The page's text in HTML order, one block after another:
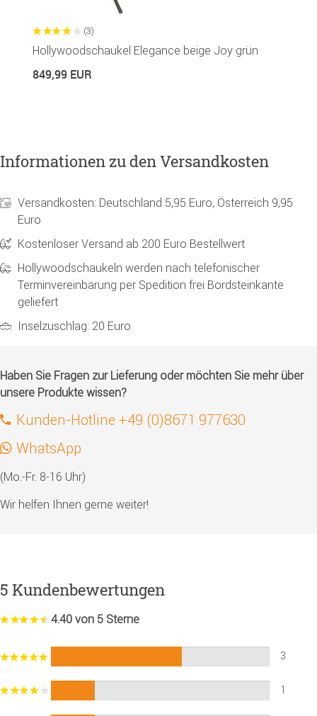
(3)
Hollywoodschaukel Elegance beige Joy grün
849,99 EUR
Informationen zu den Versandkosten
Versandkosten: Deutschland 5,95 Euro, Österreich 9,95
Euro
Kostenloser Versand ab 200 Euro Bestellwert
Hollywoodschaukeln werden nach telefonischer
Terminvereinbarung per Spedition frei Bordsteinkante
geliefert
Inselzuschlag: 20 Euro
Haben Sie Fragen zur Lieferung oder möchten Sie mehr über
unsere Produkte wissen?
Kunden-Hotline +49 (0)8671 977630
WhatsApp
(Mo.-Fr. 8-16 Uhr)
Wir helfen Ihnen gerne weiter!
5 Kundenbewertungen
4.40 von 5 Sterne
3
1